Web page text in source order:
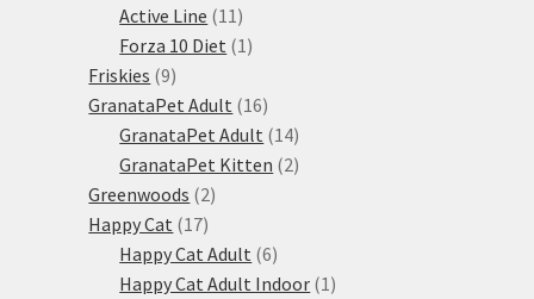
produktů
Active Line 1111
produktů
Forza 10 Diet 11
Friskies 99
produktů
GranataPet Adult 1616
produktů
GranataPet Adult 1414
produktů
GranataPet Kitten 22
Greenwoods 22
Happy Cat 1717
produktů
Happy Cat Adult 66
produktů
Happy Cat Adult Indoor 11